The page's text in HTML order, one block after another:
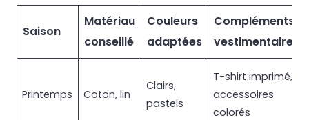
Saison
Matériau
conseillé
Couleurs
adaptées
Compléments
vestimentaires
Printemps Coton, lin
Clairs,
pastels
T-shirt imprimé,
accessoires
colorés